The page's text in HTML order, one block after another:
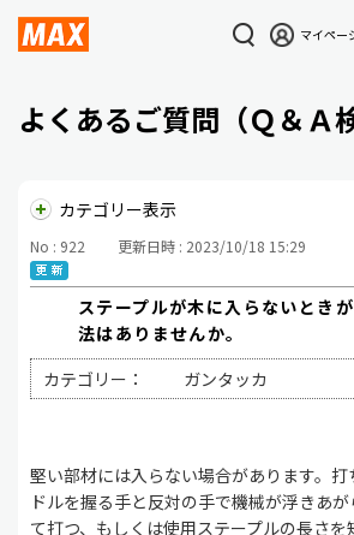
マイペー
よくあるご質問（Ｑ＆Ａ
カテゴリー表示
No : 922 更新日時 : 2023/10/18 15:29
ステープルが木に入らないとき
法はありませんか。
カテゴリー：
ガンタッカ
堅い部材には入らない場合があります。
ドルを握る手と反対の手で機械が浮きあ
て打つ、もしくは使用ステープルの長さ